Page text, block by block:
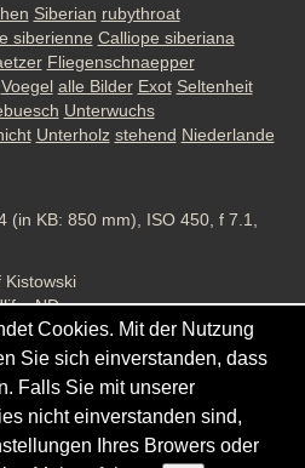
Siberian rubythroat
siberienne Calliope siberiana
Fliegenschnaepper
Voegel alle Bilder Exot Seltenheit
Unterwuchs
Unterholz stehend Niederlande
(in KB: 850 mm), ISO 450, f 7.1,
Kistowski
ND
Gordana & Ralf Kistowski
Cookies. Mit der Nutzung
Sie sich einverstanden, dass
Falls Sie mit unserer
nicht einverstanden sind,
Ihres Browers oder